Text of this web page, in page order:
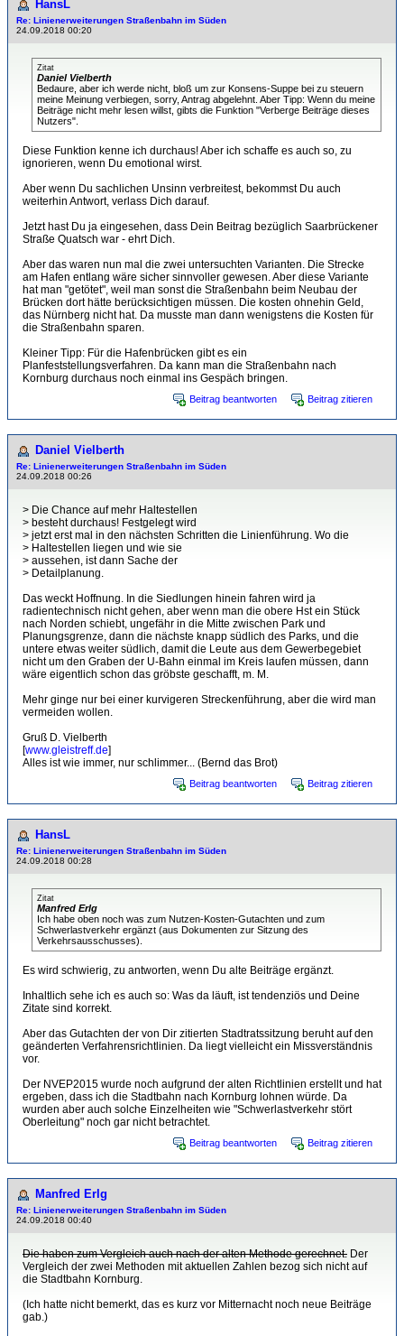
HansL
Re: Linienerweiterungen Straßenbahn im Süden
24.09.2018 00:20
Zitat
Daniel Vielberth
Bedaure, aber ich werde nicht, bloß um zur Konsens-Suppe bei zu steuern
meine Meinung verbiegen, sorry, Antrag abgelehnt. Aber Tipp: Wenn du meine
Beiträge nicht mehr lesen willst, gibts die Funktion "Verberge Beiträge dieses
Nutzers".
Diese Funktion kenne ich durchaus! Aber ich schaffe es auch so, zu
ignorieren, wenn Du emotional wirst.
Aber wenn Du sachlichen Unsinn verbreitest, bekommst Du auch
weiterhin Antwort, verlass Dich darauf.
Jetzt hast Du ja eingesehen, dass Dein Beitrag bezüglich Saarbrückener
Straße Quatsch war - ehrt Dich.
Aber das waren nun mal die zwei untersuchten Varianten. Die Strecke
am Hafen entlang wäre sicher sinnvoller gewesen. Aber diese Variante
hat man "getötet", weil man sonst die Straßenbahn beim Neubau der
Brücken dort hätte berücksichtigen müssen. Die kosten ohnehin Geld,
das Nürnberg nicht hat. Da musste man dann wenigstens die Kosten für
die Straßenbahn sparen.
Kleiner Tipp: Für die Hafenbrücken gibt es ein
Planfeststellungsverfahren. Da kann man die Straßenbahn nach
Kornburg durchaus noch einmal ins Gespäch bringen.
Beitrag beantworten Beitrag zitieren
Daniel Vielberth
Re: Linienerweiterungen Straßenbahn im Süden
24.09.2018 00:26
> Die Chance auf mehr Haltestellen
> besteht durchaus! Festgelegt wird
> jetzt erst mal in den nächsten Schritten die Linienführung. Wo die
> Haltestellen liegen und wie sie
> aussehen, ist dann Sache der
> Detailplanung.
Das weckt Hoffnung. In die Siedlungen hinein fahren wird ja
radientechnisch nicht gehen, aber wenn man die obere Hst ein Stück
nach Norden schiebt, ungefähr in die Mitte zwischen Park und
Planungsgrenze, dann die nächste knapp südlich des Parks, und die
untere etwas weiter südlich, damit die Leute aus dem Gewerbegebiet
nicht um den Graben der U-Bahn einmal im Kreis laufen müssen, dann
wäre eigentlich schon das gröbste geschafft, m. M.
Mehr ginge nur bei einer kurvigeren Streckenführung, aber die wird man
vermeiden wollen.
Gruß D. Vielberth
[www.gleistreff.de]
Alles ist wie immer, nur schlimmer... (Bernd das Brot)
Beitrag beantworten Beitrag zitieren
HansL
Re: Linienerweiterungen Straßenbahn im Süden
24.09.2018 00:28
Zitat
Manfred Erlg
Ich habe oben noch was zum Nutzen-Kosten-Gutachten und zum
Schwerlastverkehr ergänzt (aus Dokumenten zur Sitzung des
Verkehrsausschusses).
Es wird schwierig, zu antworten, wenn Du alte Beiträge ergänzt.
Inhaltlich sehe ich es auch so: Was da läuft, ist tendenziös und Deine
Zitate sind korrekt.
Aber das Gutachten der von Dir zitierten Stadtratssitzung beruht auf den
geänderten Verfahrensrichtlinien. Da liegt vielleicht ein Missverständnis
vor.
Der NVEP2015 wurde noch aufgrund der alten Richtlinien erstellt und hat
ergeben, dass ich die Stadtbahn nach Kornburg lohnen würde. Da
wurden aber auch solche Einzelheiten wie "Schwerlastverkehr stört
Oberleitung" noch gar nicht betrachtet.
Beitrag beantworten Beitrag zitieren
Manfred Erlg
Re: Linienerweiterungen Straßenbahn im Süden
24.09.2018 00:40
Die haben zum Vergleich auch nach der alten Methode gerechnet. Der
Vergleich der zwei Methoden mit aktuellen Zahlen bezog sich nicht auf
die Stadtbahn Kornburg.
(Ich hatte nicht bemerkt, das es kurz vor Mitternacht noch neue Beiträge
gab.)